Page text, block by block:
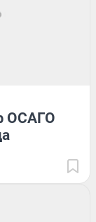
ОСАГО